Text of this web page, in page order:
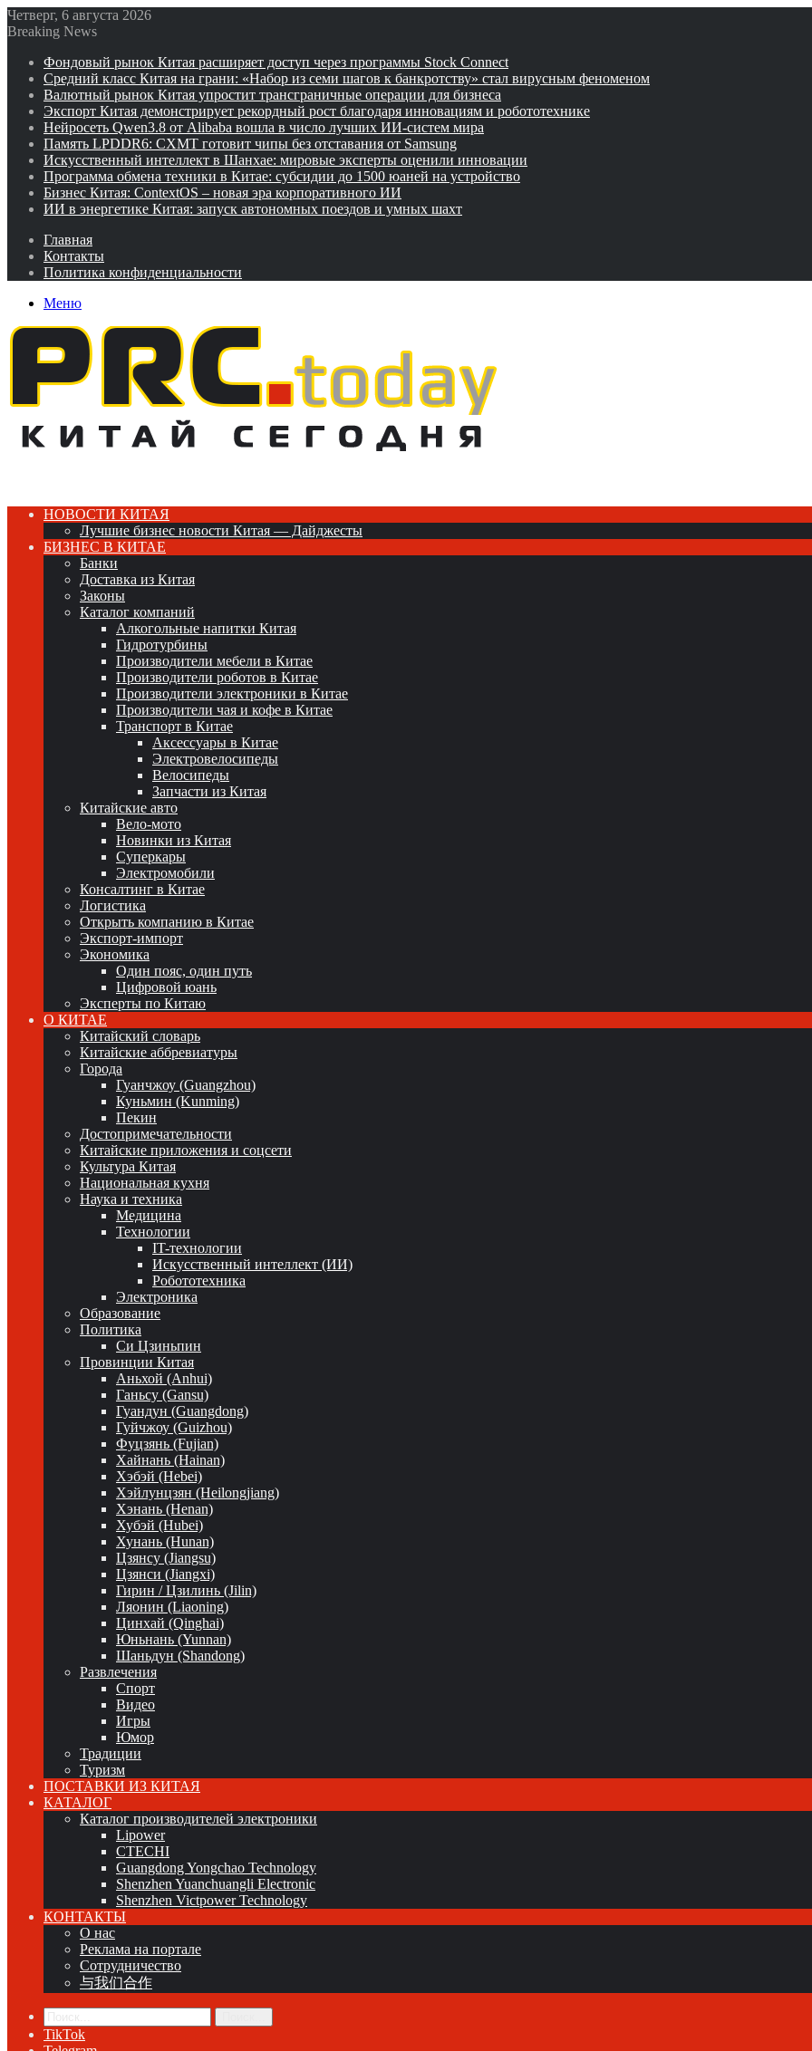
Четверг, 6 августа 2026
Breaking News
Фондовый рынок Китая расширяет доступ через программы Stock Connect
Средний класс Китая на грани: «Набор из семи шагов к банкротству» стал вирусным феноменом
Валютный рынок Китая упростит трансграничные операции для бизнеса
Экспорт Китая демонстрирует рекордный рост благодаря инновациям и робототехнике
Нейросеть Qwen3.8 от Alibaba вошла в число лучших ИИ-систем мира
Память LPDDR6: CXMT готовит чипы без отставания от Samsung
Искусственный интеллект в Шанхае: мировые эксперты оценили инновации
Программа обмена техники в Китае: субсидии до 1500 юаней на устройство
Бизнес Китая: ContextOS – новая эра корпоративного ИИ
ИИ в энергетике Китая: запуск автономных поездов и умных шахт
Главная
Контакты
Политика конфиденциальности
Меню
НОВОСТИ КИТАЯ
Лучшие бизнес новости Китая — Дайджесты
БИЗНЕС В КИТАЕ
Банки
Доставка из Китая
Законы
Каталог компаний
Алкогольные напитки Китая
Гидротурбины
Производители мебели в Китае
Производители роботов в Китае
Производители электроники в Китае
Производители чая и кофе в Китае
Транспорт в Китае
Аксессуары в Китае
Электровелосипеды
Велосипеды
Запчасти из Китая
Китайские авто
Вело-мото
Новинки из Китая
Суперкары
Электромобили
Консалтинг в Китае
Логистика
Открыть компанию в Китае
Экспорт-импорт
Экономика
Один пояс, один путь
Цифровой юань
Эксперты по Китаю
О КИТАЕ
Китайский словарь
Китайские аббревиатуры
Города
Гуанчжоу (Guangzhou)
Куньмин (Kunming)
Пекин
Достопримечательности
Китайские приложения и соцсети
Культура Китая
Национальная кухня
Наука и техника
Медицина
Технологии
IT-технологии
Искусственный интеллект (ИИ)
Робототехника
Электроника
Образование
Политика
Си Цзиньпин
Провинции Китая
Аньхой (Anhui)
Ганьсу (Gansu)
Гуандун (Guangdong)
Гуйчжоу (Guizhou)
Фуцзянь (Fujian)
Хайнань (Hainan)
Хэбэй (Hebei)
Хэйлунцзян (Heilongjiang)
Хэнань (Henan)
Хубэй (Hubei)
Хунань (Hunan)
Цзянсу (Jiangsu)
Цзянси (Jiangxi)
Гирин / Цзилинь (Jilin)
Ляонин (Liaoning)
Цинхай (Qinghai)
Юньнань (Yunnan)
Шаньдун (Shandong)
Развлечения
Спорт
Видео
Игры
Юмор
Традиции
Туризм
ПОСТАВКИ ИЗ КИТАЯ
КАТАЛОГ
Каталог производителей электроники
Lipower
CTECHI
Guangdong Yongchao Technology
Shenzhen Yuanchuangli Electronic
Shenzhen Victpower Technology
КОНТАКТЫ
О нас
Реклама на портале
Сотрудничество
与我们合作
TikTok